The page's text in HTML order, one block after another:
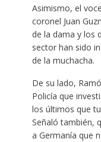
Asimismo, el
coronel Juan
de la dama y los
sector han sido
de la muchacha.
De su lado,
Policía que
los últimos que
Señaló también,
a Germanía que